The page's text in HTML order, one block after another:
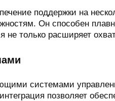
поддержки на
Он способен
только расширяет
системами
позволяет